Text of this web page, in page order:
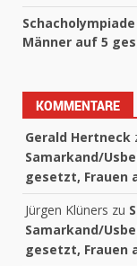
Männer auf 5
KOMMENTARE
Gerald Hertneck
Samarkand/
gesetzt, Frauen
Jürgen Klüners zu
Samarkand/
gesetzt, Frauen